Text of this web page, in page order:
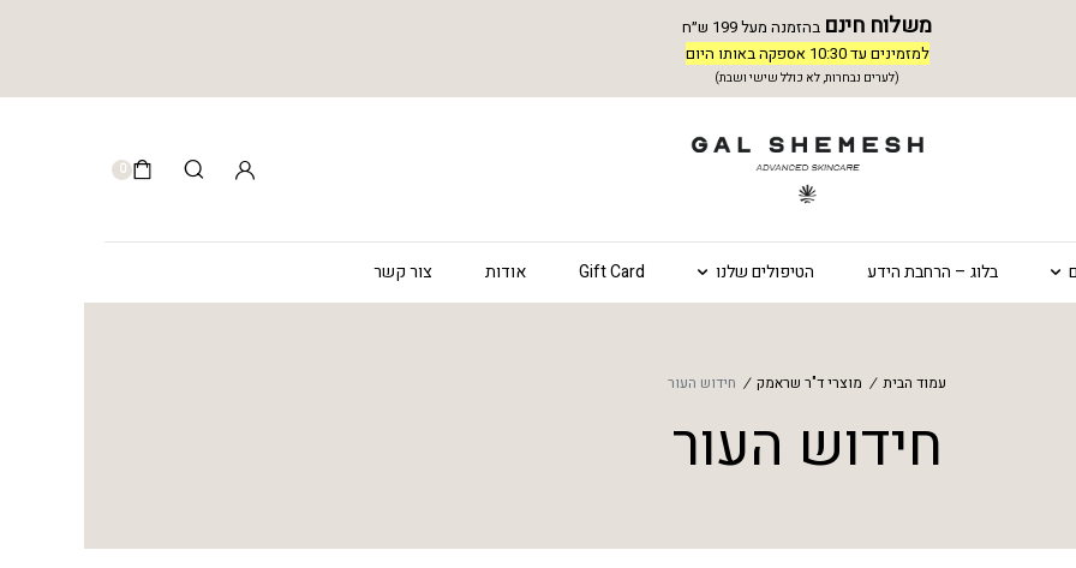
משלוח חינם בהזמנה מעל 199 ש״ח
למזמינים עד 10:30 אספקה באותו היום
(לערים נבחרות, לא כולל שישי ושבת)
0
בלוג – הרחבת הידע הטיפולים שלנו Gift Card אודות צור קשר
עמוד הבית / מוצרי ד"ר שראמק / חידוש העור
חידוש העור